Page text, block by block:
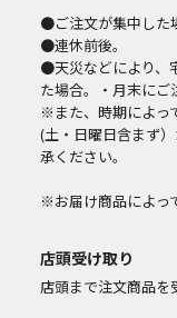
●ご注文が集中した
●連休前後。
●天災などにより、
た場合。・月末にご
※また、時期によっ
(土・日曜日含まず
承ください。
※お届け商品によっ
店頭受け取り
店頭まで注文商品を